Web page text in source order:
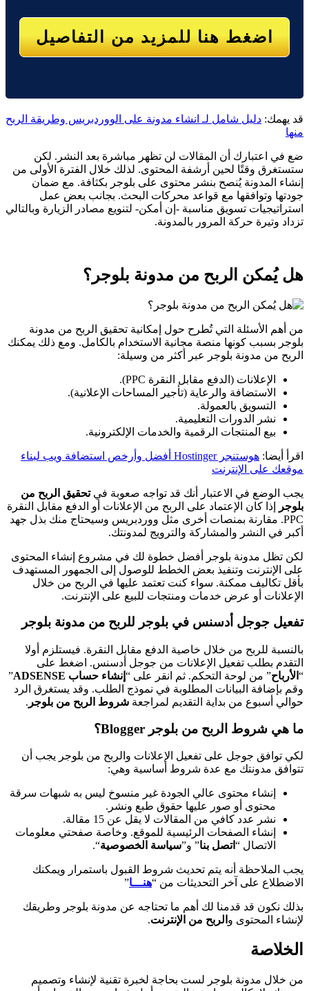
اضغط هنا للمزيد من التفاصيل
قد يهمك: دليل شامل لـ انشاء مدونة على الووردبريس وطريقة الربح
منها
ضع في اعتبارك أن المقالات لن تظهر مباشرة بعد النشر. لكن
ستستغرق وقتًا لحين أرشفة المحتوى. لذلك خلال الفترة الأولى من
إنشاء المدونة يُنصح بنشر محتوى على بلوجر بكثافة. مع ضمان
جودتها وتوافقها مع قواعد محركات البحث. بجانب بعض عمل
استراتيجيات تسويق مناسبة -إن أمكن- لتنويع مصادر الزيارة وبالتالي
تزداد وتيرة حركة المرور بالمدونة.
هل يُمكن الربح من مدونة بلوجر؟
من أهم الأسئلة التي تُطرح حول إمكانية تحقيق الربح من مدونة
بلوجر بسبب كونها منصة مجانية الاستخدام بالكامل. ومع ذلك يمكنك
الربح من مدونة بلوجر عبر أكثر من وسيلة:
الإعلانات (الدفع مقابل النقرة PPC).
الاستضافة والرعاية (تأجير المساحات الإعلانية).
التسويق بالعمولة.
نشر الدورات التعليمية.
بيع المنتجات الرقمية والخدمات الإلكترونية.
اقرأ أيضا:
هوستنجر Hostinger أفضل وأرخص استضافة ويب لبناء
موقعك على الإنترنت
يجب الوضع في الاعتبار أنك قد تواجه صعوبة في تحقيق الربح من
بلوجر
إذا كان الإعتماد على الربح من الإعلانات أو الدفع مقابل النقرة
PPC. مقارنة بمنصات أخرى مثل ووردبريس وسيحتاج منك بذل جهد
أكبر في النشر والمشاركة والترويج لمدونتك.
لكن تظل مدونة بلوجر أفضل خطوة لك في مشروع إنشاء المحتوى
على الإنترنت وتنفيذ بعض الخطط للوصول إلى الجمهور المستهدف
بأقل تكاليف ممكنة. سواء كنت تعتمد عليها في الربح من خلال
الإعلانات أو عرض خدمات ومنتجات للبيع على الإنترنت.
تفعيل جوجل أدسنس في بلوجر للربح من مدونة بلوجر
بالنسبة للربح من خلال خاصية الدفع مقابل النقرة. فيستلزم أولا
التقدم بطلب تفعيل الإعلانات من جوجل أدسنس. اضغط على
“ الأرباح” من لوحة التحكم. ثم انقر على “ إنشاء حساب ADSENSE
”
وقم بإضافة البيانات المطلوبة في نموذج الطلب. وقد يستغرق الرد
حوالي أسبوع من بداية التقديم لمراجعة شروط الربح من بلوجر .
ما هي شروط الربح من بلوجر Blogger؟
لكي توافق جوجل على تفعيل الإعلانات والربح من بلوجر يجب أن
تتوافق مدونتك مع عدة شروط أساسية وهي:
إنشاء محتوى عالي الجودة غير منسوخ ليس به شبهات سرقة
محتوى أو صور عليها حقوق طبع ونشر.
نشر عدد كافي من المقالات لا يقل عن 15 مقالة.
إنشاء الصفحات الرئيسية للموقع. وخاصة صفحتي معلومات
الاتصال “اتصل بنا” و”سياسة الخصوصية“.
يجب الملاحظة أنه يتم تحديث شروط القبول باستمرار ويمكنك
الاضطلاع على آخر التحديثات من “هنـــا”
بذلك نكون قد قدمنا لك أهم ما تحتاجه عن مدونة بلوجر وطريقك
لإنشاء المحتوى و الربح من الإنترنت.
الخلاصة
من خلال مدونة بلوجر لست بحاجة لخبرة تقنية لإنشاء وتصميم